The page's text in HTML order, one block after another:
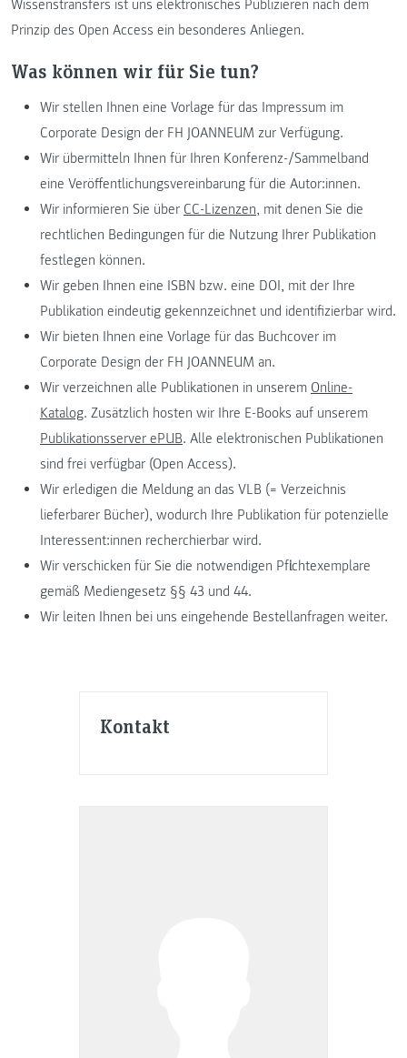
Kontakt
Wissenstransfers ist uns elektronisches Publizieren nach dem
Prinzip des Open Access ein besonderes Anliegen.
Was können wir für Sie tun?
Wir stellen Ihnen eine Vorlage für das Impressum im
Corporate Design der FH JOANNEUM zur Verfügung.
Wir übermitteln Ihnen für Ihren Konferenz-/Sammelband
eine Veröffentlichungsvereinbarung für die Autor:innen.
Wir informieren Sie über CC-Lizenzen, mit denen Sie die
rechtlichen Bedingungen für die Nutzung Ihrer Publikation
festlegen können.
Wir geben Ihnen eine ISBN bzw. eine DOI, mit der Ihre
Publikation eindeutig gekennzeichnet und identifizierbar wird.
Wir bieten Ihnen eine Vorlage für das Buchcover im
Corporate Design der FH JOANNEUM an.
Wir verzeichnen alle Publikationen in unserem Online-
Katalog. Zusätzlich hosten wir Ihre E-Books auf unserem
Publikationsserver ePUB. Alle elektronischen Publikationen
sind frei verfügbar (Open Access).
Wir erledigen die Meldung an das VLB (= Verzeichnis
lieferbarer Bücher), wodurch Ihre Publikation für potenzielle
Interessent:innen recherchierbar wird.
Wir verschicken für Sie die notwendigen Pflichtexemplare
gemäß Mediengesetz §§ 43 und 44.
Wir leiten Ihnen bei uns eingehende Bestellanfragen weiter.